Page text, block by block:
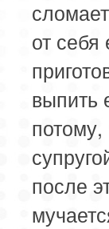
от
выпить
потому,
после